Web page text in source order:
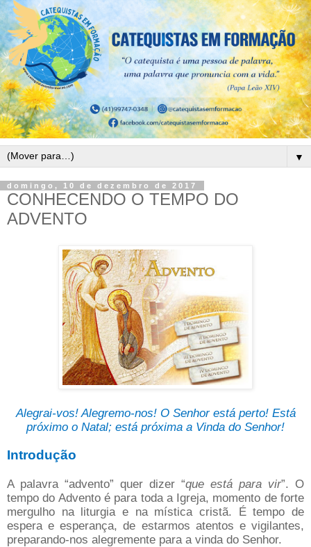
▼
domingo, 10 de dezembro de 2017
CONHECENDO O TEMPO DO
ADVENTO
Alegrai-vos! Alegremo-nos! O Senhor está perto! Está
próximo o Natal; está próxima a Vinda do Senhor!
Introdução
A palavra “advento” quer dizer “que está para vir”. O
tempo do Advento é para toda a Igreja, momento de forte
mergulho na liturgia e na mística cristã. É tempo de
espera e esperança, de estarmos atentos e vigilantes,
preparando-nos alegremente para a vinda do Senhor.